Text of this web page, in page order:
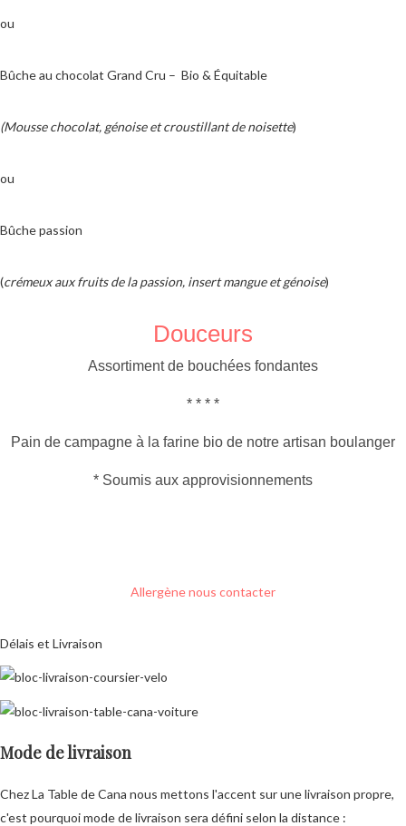
ou
Bûche au chocolat Grand Cru – Bio & Équitable
(Mousse chocolat, génoise et croustillant de noisette)
ou
Bûche passion
(crémeux aux fruits de la passion, insert mangue et génoise)
Douceurs
Assortiment de bouchées fondantes
* * * *
Pain de campagne à la farine bio de notre artisan boulanger
* Soumis aux approvisionnements
Allergène nous contacter
Délais et Livraison
Mode de livraison
Chez La Table de Cana nous mettons l'accent sur une livraison propre,
c'est pourquoi mode de livraison sera défini selon la distance :